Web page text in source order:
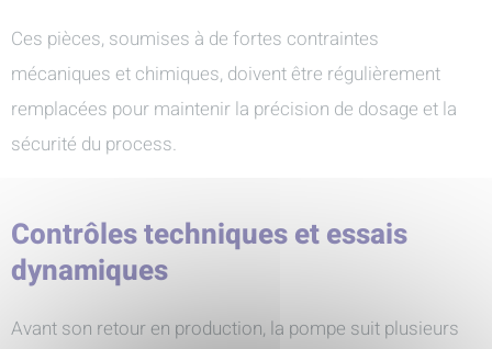
Ces pièces, soumises à de fortes contraintes
mécaniques et chimiques, doivent être régulièrement
remplacées pour maintenir la précision de dosage et la
sécurité du process.
Contrôles techniques et essais
dynamiques
Avant son retour en production, la pompe suit plusieurs